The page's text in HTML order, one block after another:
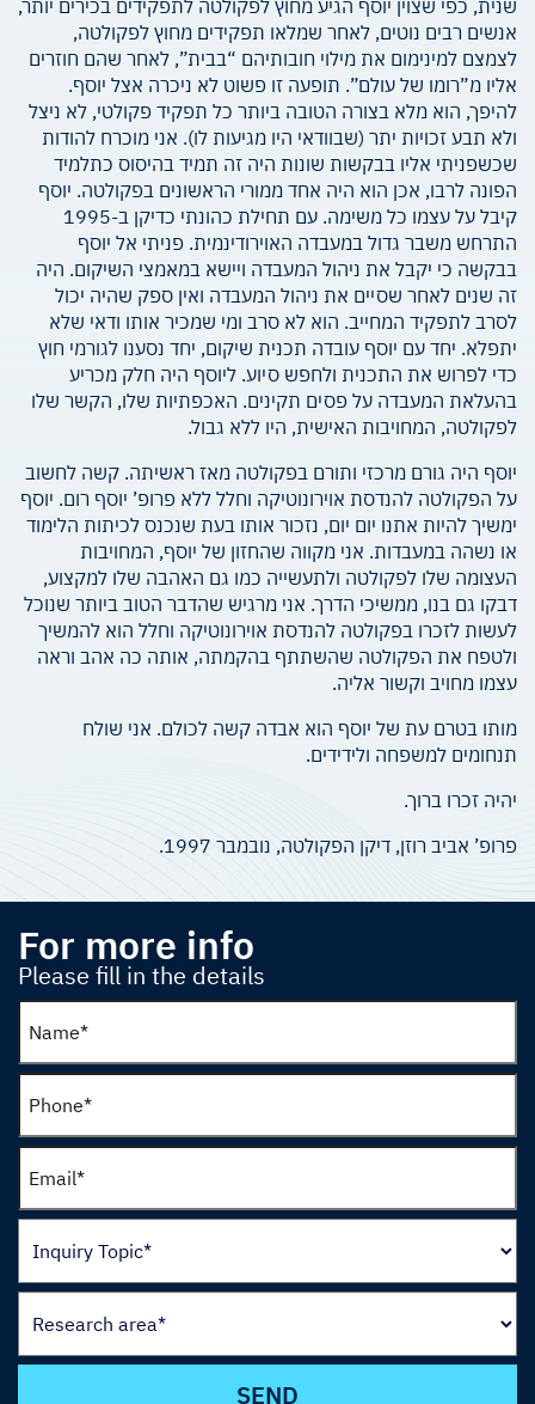
שנית, כפי שצוין יוסף הגיע מחוץ לפקולטה לתפקידים בכירים יותר,
אנשים רבים נוטים, לאחר שמלאו תפקידים מחוץ לפקולטה,
לצמצם למינימום את מילוי חובותיהם “בבית”, לאחר שהם חוזרים
אליו מ”רומו של עולם”. תופעה זו פשוט לא ניכרה אצל יוסף.
להיפך, הוא מלא בצורה הטובה ביותר כל תפקיד פקולטי, לא ניצל
ולא תבע זכויות יתר (שבוודאי היו מגיעות לו). אני מוכרח להודות
שכשפניתי אליו בבקשות שונות היה זה תמיד בהיסוס כתלמיד
הפונה לרבו, אכן הוא היה אחד ממורי הראשונים בפקולטה. יוסף
קיבל על עצמו כל משימה. עם תחילת כהונתי כדיקן ב-1995
התרחש משבר גדול במעבדה האוירודינמית. פניתי אל יוסף
בבקשה כי יקבל את ניהול המעבדה ויישא במאמצי השיקום. היה
זה שנים לאחר שסיים את ניהול המעבדה ואין ספק שהיה יכול
לסרב לתפקיד המחייב. הוא לא סרב ומי שמכיר אותו ודאי שלא
יתפלא. יחד עם יוסף עובדה תכנית שיקום, יחד נסענו לגורמי חוץ
כדי לפרוש את התכנית ולחפש סיוע. ליוסף היה חלק מכריע
בהעלאת המעבדה על פסים תקינים. האכפתיות שלו, הקשר שלו
לפקולטה, המחויבות האישית, היו ללא גבול.
יוסף היה גורם מרכזי ותורם בפקולטה מאז ראשיתה. קשה לחשוב
על הפקולטה להנדסת אוירונוטיקה וחלל ללא פרופ’ יוסף רום. יוסף
ימשיך להיות אתנו יום יום, נזכור אותו בעת שנכנס לכיתות הלימוד
או נשהה במעבדות. אני מקווה שהחזון של יוסף, המחויבות
העצומה שלו לפקולטה ולתעשייה כמו גם האהבה שלו למקצוע,
דבקו גם בנו, ממשיכי הדרך. אני מרגיש שהדבר הטוב ביותר שנוכל
לעשות לזכרו בפקולטה להנדסת אוירונוטיקה וחלל הוא להמשיך
ולטפח את הפקולטה שהשתתף בהקמתה, אותה כה אהב וראה
עצמו מחויב וקשור אליה.
מותו בטרם עת של יוסף הוא אבדה קשה לכולם. אני שולח
תנחומים למשפחה ולידידים.
יהיה זכרו ברוך.
פרופ’ אביב רוזן, דיקן הפקולטה, נובמבר 1997.
For more info
Please fill in the details